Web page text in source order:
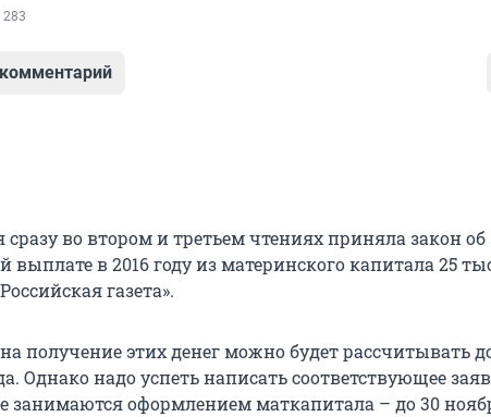
283
сразу во втором и третьем чтениях приняла закон об
выплате в 2016 году из материнского капитала 25
газета».
получение этих денег можно будет рассчитывать
Однако надо успеть написать соответствующее
занимаются оформлением маткапитала – до 30